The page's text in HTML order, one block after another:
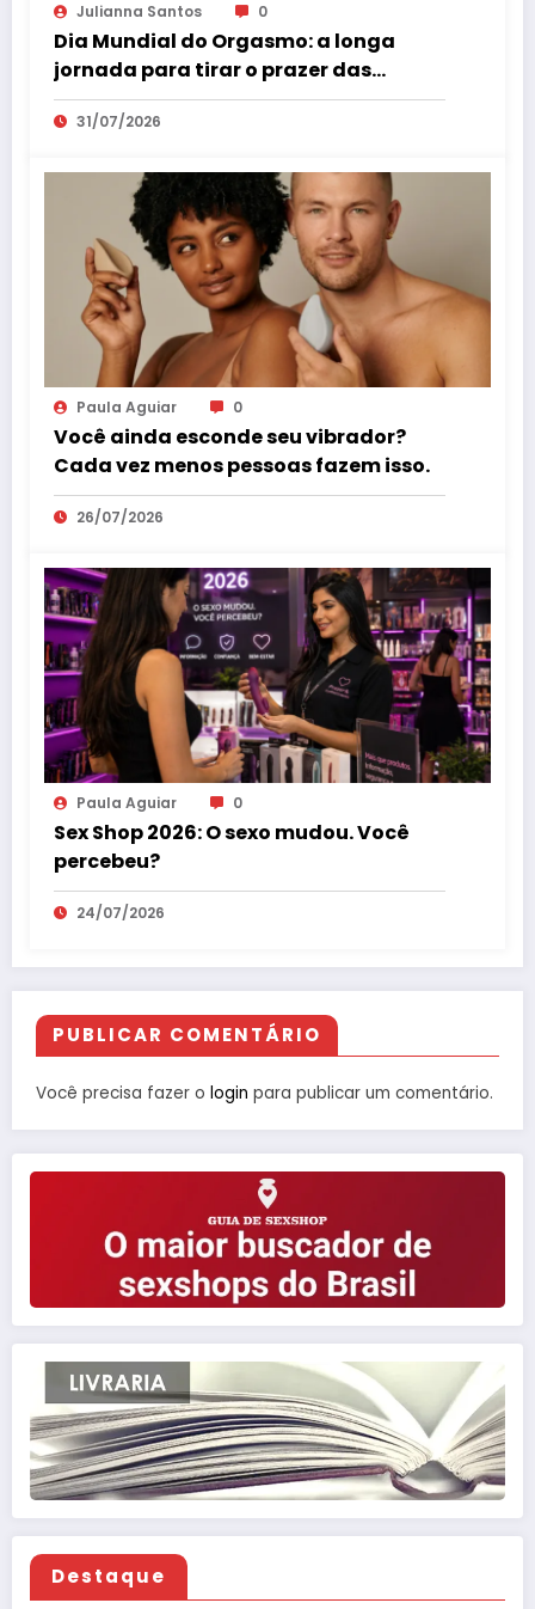
Julianna Santos 0
Dia Mundial do Orgasmo: a longa
jornada para tirar o prazer das
sombras
31/07/2026
Paula Aguiar 0
Você ainda esconde seu vibrador?
Cada vez menos pessoas fazem isso.
26/07/2026
Paula Aguiar 0
Sex Shop 2026: O sexo mudou. Você
percebeu?
24/07/2026
PUBLICAR COMENTÁRIO
Você precisa fazer o login para publicar um comentário.
Destaque